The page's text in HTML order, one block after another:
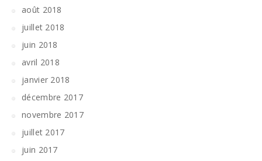
août 2018
juillet 2018
juin 2018
avril 2018
janvier 2018
décembre 2017
novembre 2017
juillet 2017
juin 2017